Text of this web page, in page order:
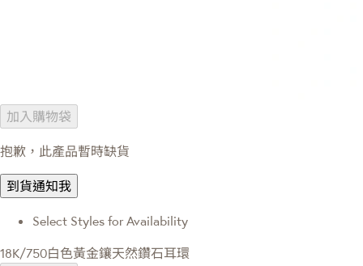
加入購物袋
抱歉，此產品暫時缺貨
到貨通知我
Select Styles for Availability
18K/750白色黃金鑲天然鑽石耳環